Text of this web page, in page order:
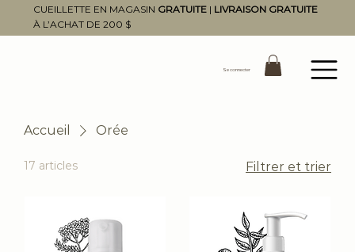
Se connecter
CUEILLETTE EN MAGASIN GRATUITE| LIVRAISON GRATUITE
À L’ACHAT DE 200 $
Accueil Orée
17 articles Filtrer et trier